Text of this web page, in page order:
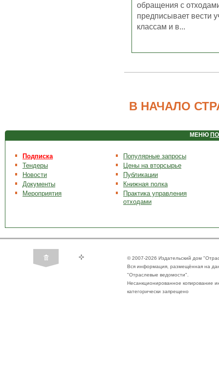
обращения с
предписывает вести
классам и в...
В НАЧАЛО
МЕНЮ
Подписка
Тендеры
Новости
Документы
Мероприятия
Популярные запросы
Цены на вторсырье
Публикации
Книжная полка
Практика управления
отходами
© 2007-2026 Издательский дом
Вся информация, размещённая на
"Отраслевые ведомости".
Несанкционированное копирование
категорически запрещено